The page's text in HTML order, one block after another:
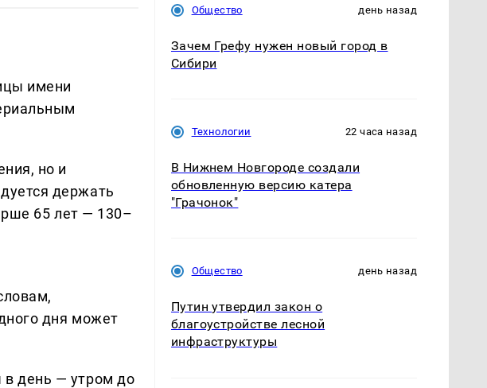
имени
но и
держать
65 лет — 130–
дня может
в день — утром до
Общество день назад
Зачем Грефу нужен новый город в
Сибири
Технологии 22 часа назад
В Нижнем Новгороде создали
обновленную версию катера
"Грачонок"
Общество день назад
Путин утвердил закон о
благоустройстве лесной
инфраструктуры